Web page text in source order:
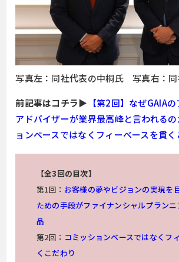
写真左：同社代表の中桐氏 写真右：同
前記事はコチラ▶ 【第2回】なぜGAIA
アドバイザーが業界最高峰と言われる
ョンベースではなくフィーベースを貫く
【全3回の目次】
第1回： お客様の夢やビジョンの実現を
ための手段がファイナンシャルプラン
品
第2回： コミッションベースではなくフ
くこだわり